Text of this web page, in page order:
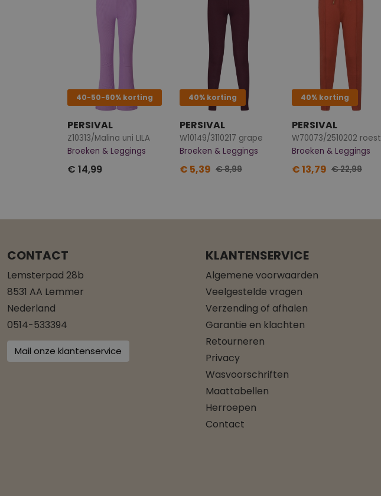
40-50-60% korting
PERSIVAL
Z10313/Malina uni LILA
Broeken & Leggings
€ 14,99
40% korting
PERSIVAL
W10149/3110217 grape
Broeken & Leggings
€ 5,39 € 8,99
40% korting
PERSIVAL
W70073/2510202 roest
Broeken & Leggings
€ 13,79 € 22,99
CONTACT
Lemsterpad 28b
8531 AA Lemmer
Nederland
0514-533394
Mail onze klantenservice
KLANTENSERVICE
Algemene voorwaarden
Veelgestelde vragen
Verzending of afhalen
Garantie en klachten
Retourneren
Privacy
Wasvoorschriften
Maattabellen
Herroepen
Contact